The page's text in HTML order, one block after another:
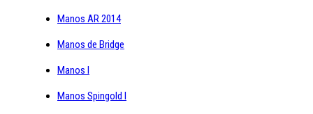
Manos AR 2014
Manos de Bridge
Manos I
Manos Spingold I